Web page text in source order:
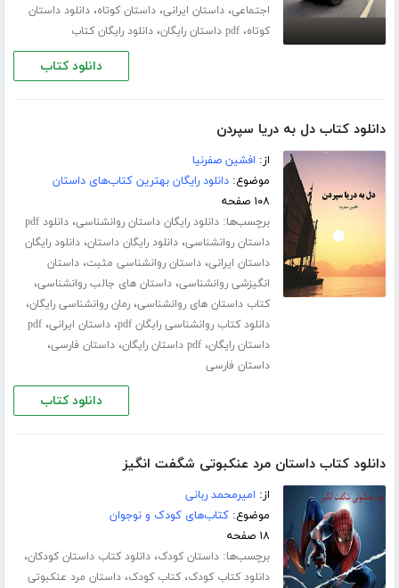
اجتماعی،داستان ایرانی،داستان کوتاه،دانلود داستان
کوتاه،pdf داستان رایگان ،دانلود رایگان کتاب
دانلود کتاب
دانلود کتاب دل به دریا سپردن
از: افشین صفرنیا
موضوع:دانلود رایگان بهترین کتاب‌های داستان
۱۰۸ صفحه
برچسب‌ها:دانلود رایگان داستان روانشناسی،
دانلود pdf
داستان روانشناسی،دانلود رایگان داستان،دانلود رایگان
داستان ایرانی،داستان روانشناسی مثبت،داستان
انگیزشی روانشناسی،داستان های جالب روانشناسی،
کتاب داستان های روانشناسی،رمان روانشناسی رایگان،
دانلود کتاب روانشناسی رایگان pdf ،داستان ایرانی،pdf
داستان رایگان،pdf داستان رایگان ،داستان فارسی،
داستان فارسی
دانلود کتاب
دانلود کتاب داستان مرد عنکبوتی شگفت انگیز
از: امیرمحمد ربانی
موضوع:کتاب‌های کودک و نوجوان
۱۸ صفحه
برچسب‌ها:داستان کودک،دانلود کتاب داستان کودکان،
دانلود کتاب کودک،کتاب کودک،داستان مرد عنکبوتی